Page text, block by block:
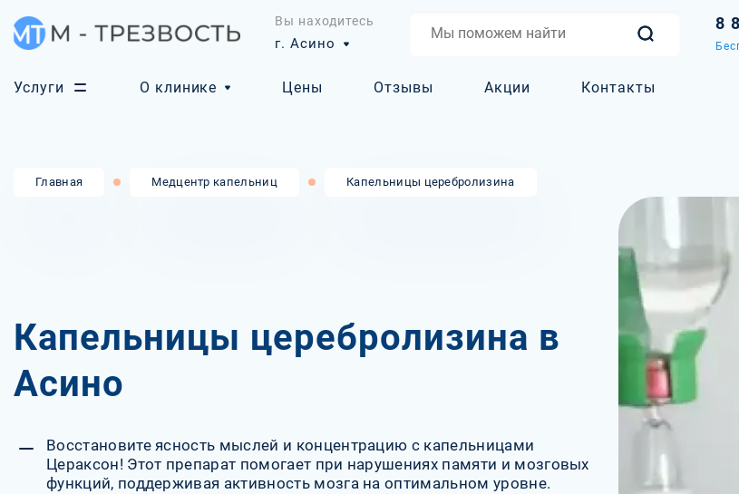
Вы находитесь
г. Асино
8
Услуги О клинике Цены Отзывы Акции Контакты
Главная Медцентр капельниц Капельницы церебролизина
Капельницы церебролизина в
Асино
Восстановите ясность мыслей и концентрацию с капельницами
Цераксон! Этот препарат помогает при нарушениях памяти и мозговых
функций, поддерживая активность мозга на оптимальном уровне.